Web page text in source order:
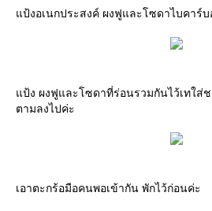
แป้งอเนกประสงค์ ผงฟูและโซดาไบคาร์
แป้ง ผงฟูและโซดาที่ร่อนรวมกันไว้เทใส่
ตามลงไปค่ะ
เอาตะกร้อมือคนพอเข้ากัน พักไว้ก่อนค่ะ